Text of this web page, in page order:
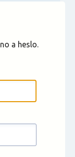
a heslo.